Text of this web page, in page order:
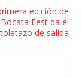
edición de
Fest da el
de salida